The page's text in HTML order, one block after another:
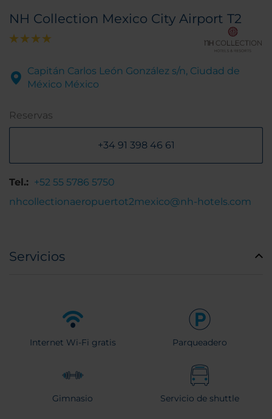
NH Collection Mexico City Airport T2
Capitán Carlos León González s/n, Ciudad de
México México
Reservas
+34 91 398 46 61
Tel.: +52 55 5786 5750
nhcollectionaeropuertot2mexico@nh-hotels.com
Servicios
Internet Wi-Fi gratis Parqueadero
Gimnasio Servicio de shuttle